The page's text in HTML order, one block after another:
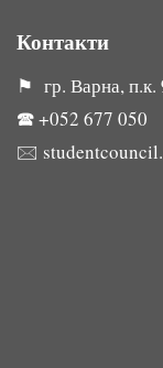
Контакти
⚑ гр. Варна,
🕿+052 677 050
🖂